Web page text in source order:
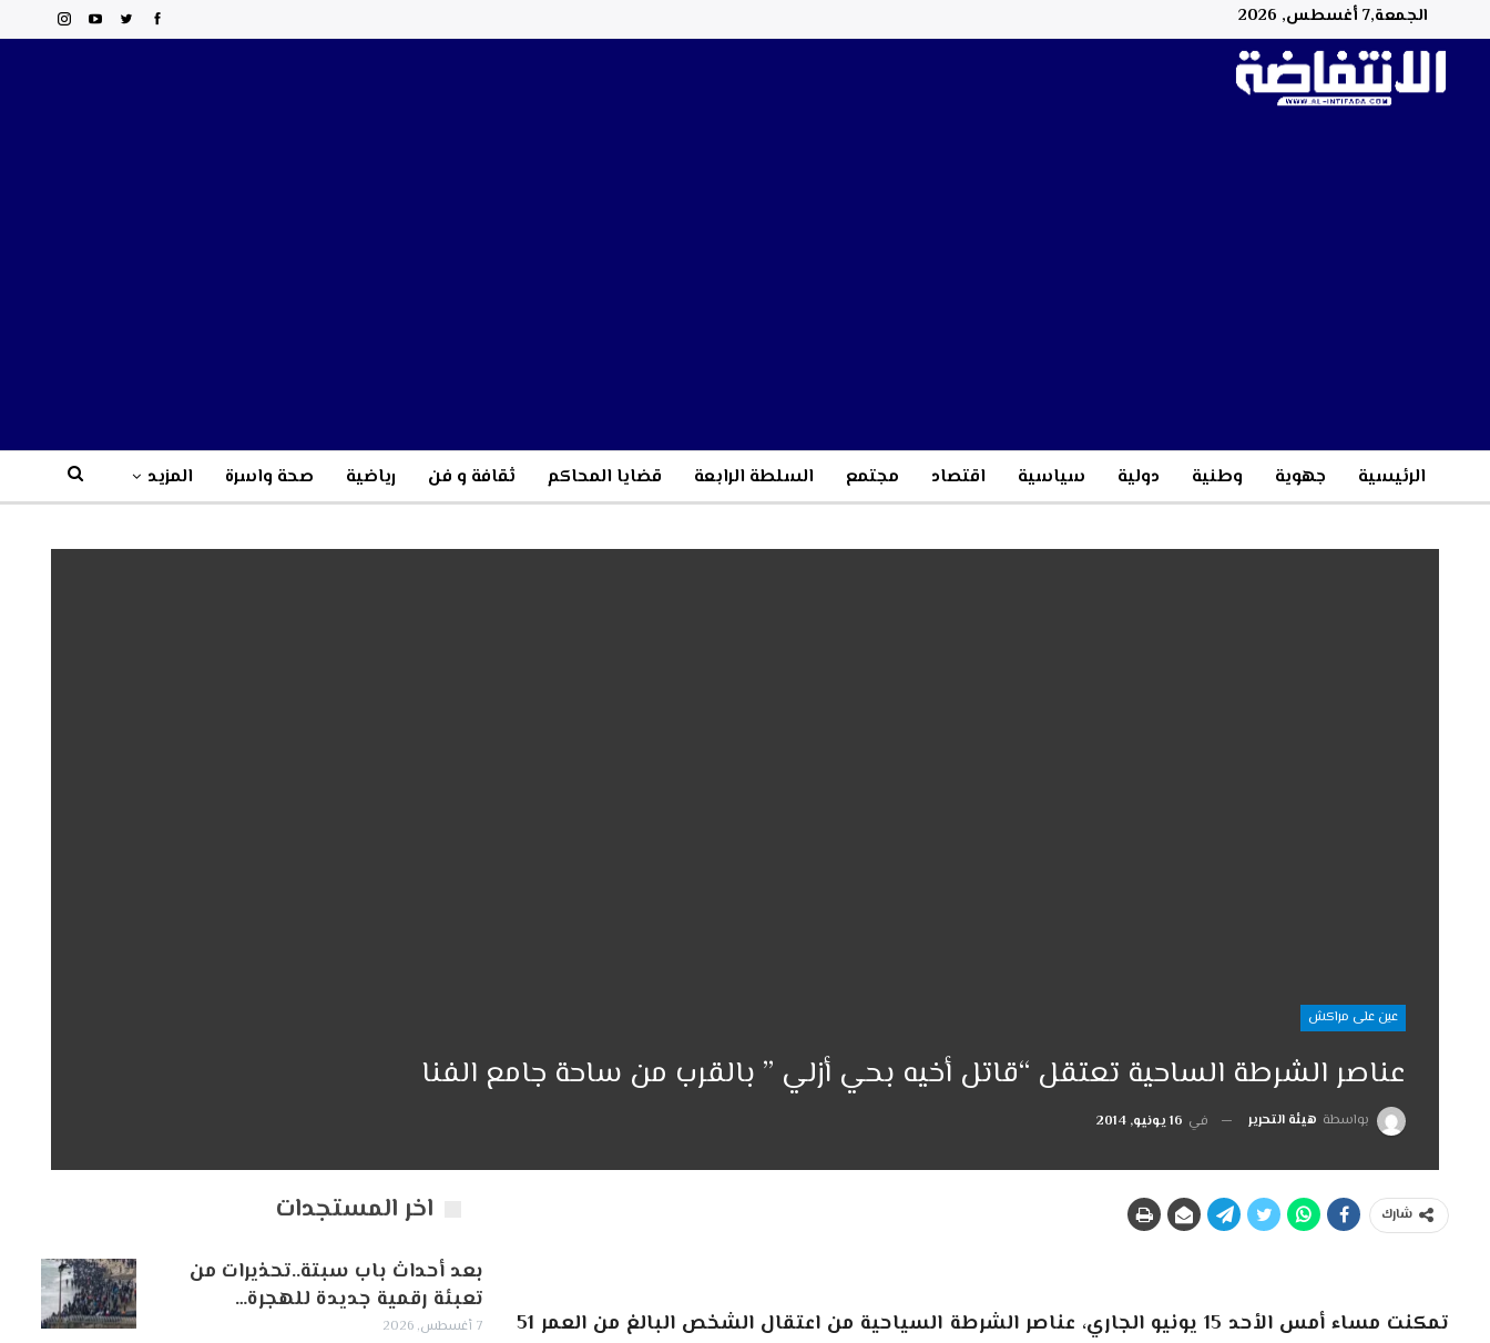
الجمعة,7 أغسطس, 2026
الرئيسية جهوية وطنية دولية سياسية اقتصاد مجتمع السلطة الرابعة قضايا المحاكم ثقافة و فن رياضية صحة واسرة المزيد
عين على مراكش
عناصر الشرطة الساحية تعتقل “قاتل أخيه بحي أزلي ” بالقرب من ساحة جامع الفنا
بواسطة هيئة التحرير في 16 يونيو, 2014
شارك
تمكنت مساء أمس الأحد 15 يونيو الجاري، عناصر الشرطة السياحية من اعتقال الشخص البالغ من العمر 51
اخر المستجدات
بعد أحداث باب سبتة..تحذيرات من
تعبئة رقمية جديدة للهجرة…
7 أغسطس, 2026